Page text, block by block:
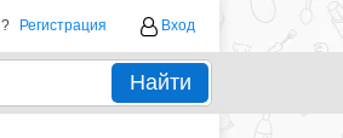
Регистрация Вход
Найти